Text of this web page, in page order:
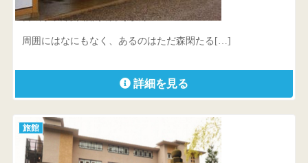
宮城県 白石市福岡蔵本字狐峯3-4-5
周囲にはなにもなく、あるのはただ森閑たる[…]
詳細を見る
旅館